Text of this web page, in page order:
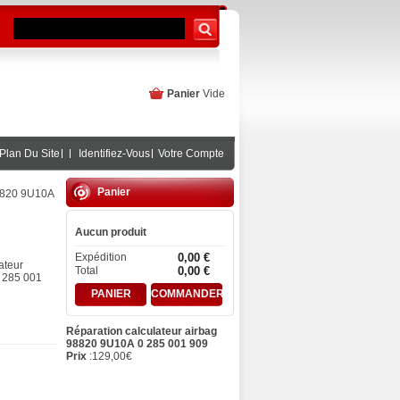
Panier Vide
Plan Du Site Identifiez-Vous Votre Compte
9U10A
001
Panier
Aucun produit
Expédition
0,00 €
Total 0,00 €
PANIER COMMANDER
Réparation calculateur airbag
98820 9U10A 0 285 001 909
Prix :129,00€